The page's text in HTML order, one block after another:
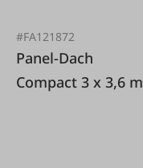
#FA121872
Panel-Dach
Compact 3 x 3,6 m